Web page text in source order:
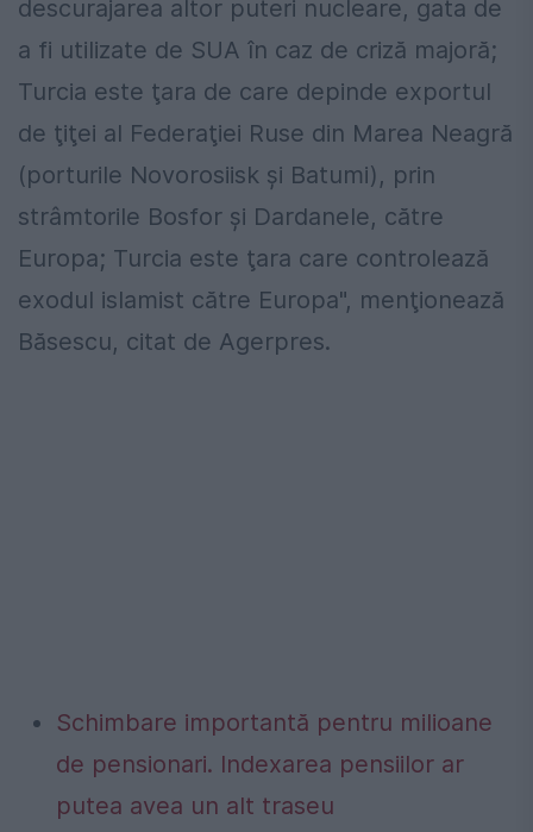
descurajarea altor puteri nucleare, gata de
a fi utilizate de SUA în caz de criză majoră;
Turcia este ţara de care depinde exportul
de ţiţei al Federaţiei Ruse din Marea Neagră
(porturile Novorosiisk şi Batumi), prin
strâmtorile Bosfor şi Dardanele, către
Europa; Turcia este ţara care controlează
exodul islamist către Europa", menţionează
Băsescu, citat de Agerpres.
Schimbare importantă pentru milioane
de pensionari. Indexarea pensiilor ar
putea avea un alt traseu